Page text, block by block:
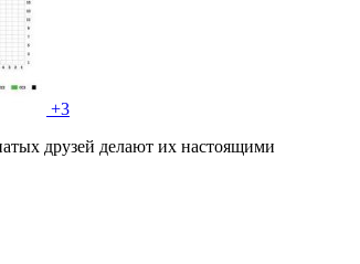
+3
друзей делают их настоящими